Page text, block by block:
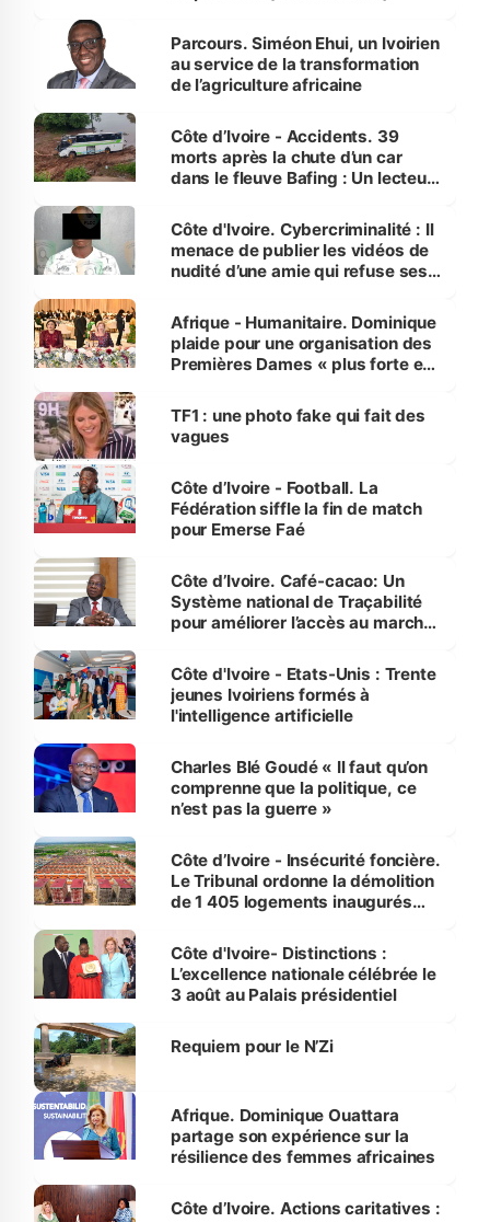
Parcours. Siméon Ehui, un Ivoirien
au service de la transformation
de l’agriculture africaine
Côte d’Ivoire - Accidents. 39
morts après la chute d’un car
dans le fleuve Bafing : Un lecteur
des Transports
Côte d'Ivoire. Cybercriminalité : Il
menace de publier les vidéos de
nudité d’une amie qui refuse ses
Afrique - Humanitaire. Dominique
plaide pour une organisation des
Premières Dames « plus forte et
sur la scène internationale »
TF1 : une photo fake qui fait des
vagues
Côte d’Ivoire - Football. La
Fédération siffle la fin de match
pour Emerse Faé
Côte d’Ivoire. Café-cacao: Un
Système national de Traçabilité
pour améliorer l’accès au marché
Côte d'Ivoire - Etats-Unis : Trente
jeunes Ivoiriens formés à
l'intelligence artificielle
Charles Blé Goudé « Il faut qu’on
comprenne que la politique, ce
n’est pas la guerre »
Côte d’Ivoire - Insécurité foncière.
Le Tribunal ordonne la démolition
de 1 405 logements inaugurés
Bassam
Côte d'Ivoire- Distinctions :
L’excellence nationale célébrée le
3 août au Palais présidentiel
Requiem pour le N’Zi
Afrique. Dominique Ouattara
partage son expérience sur la
résilience des femmes africaines
Côte d’Ivoire. Actions caritatives :